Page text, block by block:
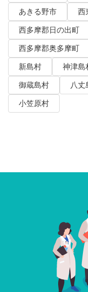
あきる野市
西
西多摩郡日の出町
西多摩郡奥多摩町
新島村
神津島
御蔵島村
八丈
小笠原村